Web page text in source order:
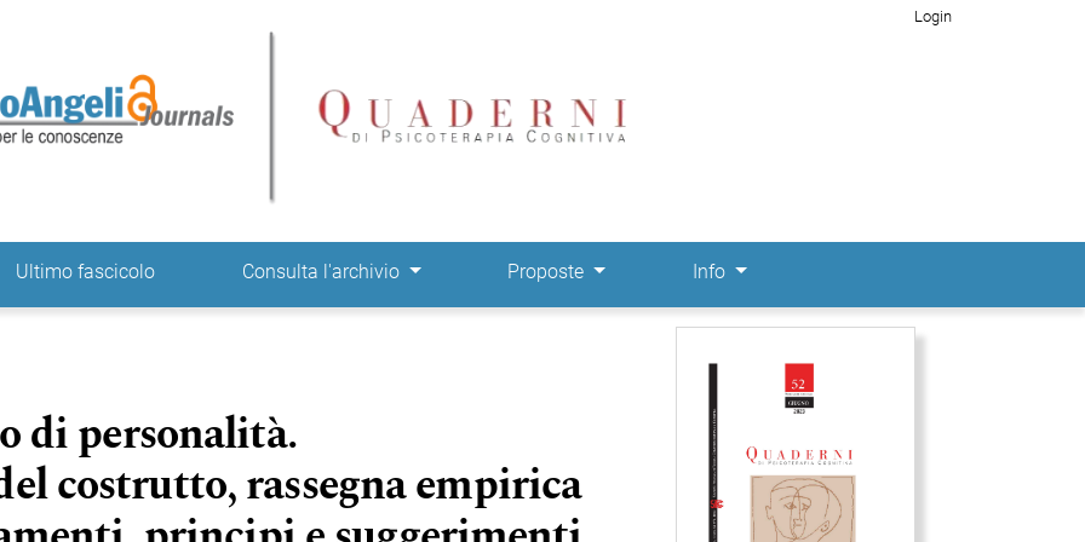
Login
Ultimo fascicolo Consulta l'archivio Proposte Info
di personalità.
costrutto, rassegna empirica
Immagine di copertina